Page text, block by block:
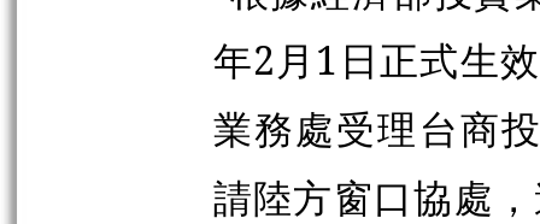
年2月1日正式生
業務處受理台商
請陸方窗口協處